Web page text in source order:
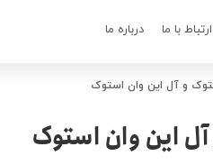
ارتباط با ما درباره ما
و آل این وان استوک
این وان استوک